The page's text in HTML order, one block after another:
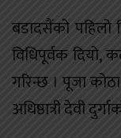
बडादसैंको
विधिपूर्वक
गरिन्छ । पूजा
अधिष्ठात्री देवी